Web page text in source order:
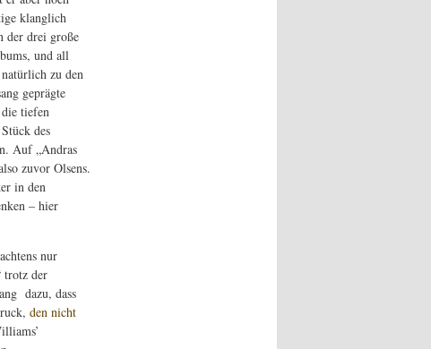
klanglich
der drei große
und all
zu den
geprägte
tiefen
des
Auf „Andras
zuvor Olsens.
in den
– hier
nur
trotz der
dazu, dass
den nicht